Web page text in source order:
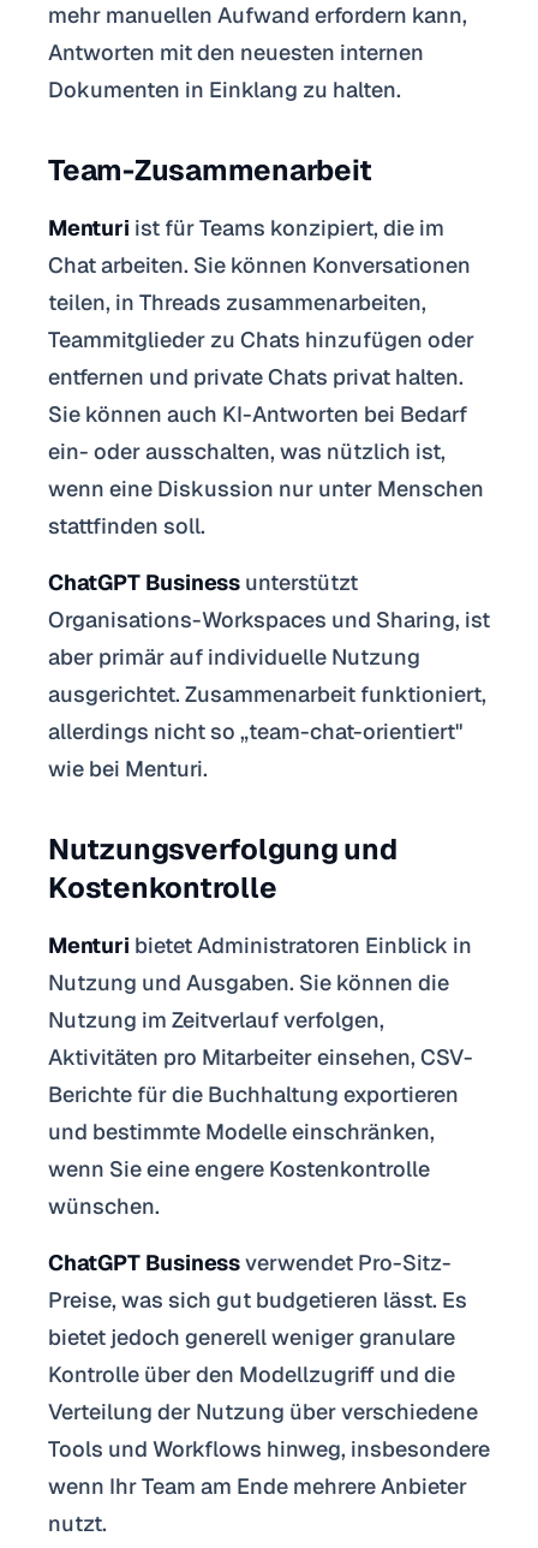
mehr manuellen Aufwand erfordern kann,
Antworten mit den neuesten internen
Dokumenten in Einklang zu halten.
Team-Zusammenarbeit
Menturi ist für Teams konzipiert, die im
Chat arbeiten. Sie können Konversationen
teilen, in Threads zusammenarbeiten,
Teammitglieder zu Chats hinzufügen oder
entfernen und private Chats privat halten.
Sie können auch KI-Antworten bei Bedarf
ein- oder ausschalten, was nützlich ist,
wenn eine Diskussion nur unter Menschen
stattfinden soll.
ChatGPT Business unterstützt
Organisations-Workspaces und Sharing, ist
aber primär auf individuelle Nutzung
ausgerichtet. Zusammenarbeit funktioniert,
allerdings nicht so „team-chat-orientiert"
wie bei Menturi.
Nutzungsverfolgung und
Kostenkontrolle
Menturi bietet Administratoren Einblick in
Nutzung und Ausgaben. Sie können die
Nutzung im Zeitverlauf verfolgen,
Aktivitäten pro Mitarbeiter einsehen, CSV-
Berichte für die Buchhaltung exportieren
und bestimmte Modelle einschränken,
wenn Sie eine engere Kostenkontrolle
wünschen.
ChatGPT Businessverwendet Pro-Sitz-
Preise, was sich gut budgetieren lässt. Es
bietet jedoch generell weniger granulare
Kontrolle über den Modellzugriff und die
Verteilung der Nutzung über verschiedene
Tools und Workflows hinweg, insbesondere
wenn Ihr Team am Ende mehrere Anbieter
nutzt.